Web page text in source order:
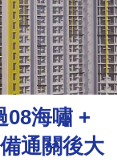
08海嘯 +
通關後大